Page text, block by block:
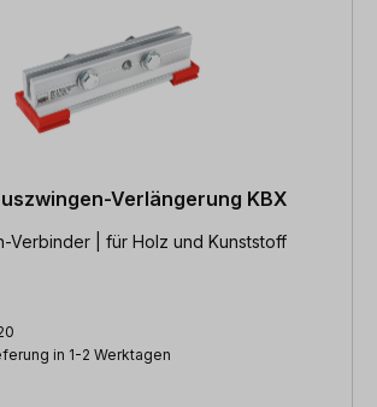
Verlängerung KBX
Verbinder | für Holz und Kunststoff
in 1-2 Werktagen